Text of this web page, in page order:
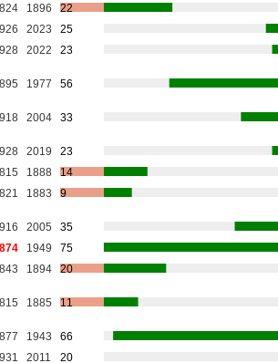
1896
22
2023
25
2022 23
1977 56
2004 33
2019
23
1888
14
1883 9
2005
35
1949
75
1894 20
1885 11
1943
66
2011 20